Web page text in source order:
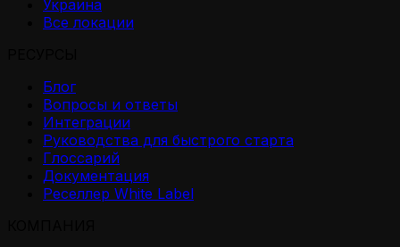
Украина
Все локации
Блог
Вопросы и ответы
Интеграции
Руководства для быстрого старта
Глоссарий
Документация
Реселлер White Label